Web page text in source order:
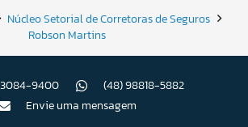
Núcleo Setorial de Corretoras de Seguros
Robson Martins
9400
(48) 98818-5882
Envie uma mensagem